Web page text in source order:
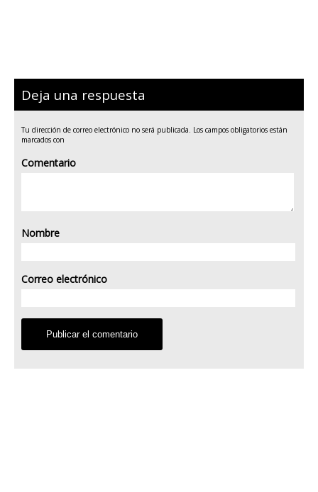
Deja una respuesta
Tu dirección de correo electrónico no será publicada. Los campos obligatorios están
marcados con
Comentario
Nombre
Correo electrónico